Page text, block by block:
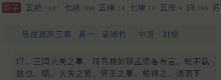
韵字 五絶 1947 七絶 360 五律 24 七律 10 五排 9 詞 266
吊屈原辞三章 其一 哀湘竹 中唐 · 刘蜕
吁。三闾大夫之事。司马相如班孟坚各有言。蜕不载
故也。噫。大夫之贤。怀王之事。蜕得之。涕泗下